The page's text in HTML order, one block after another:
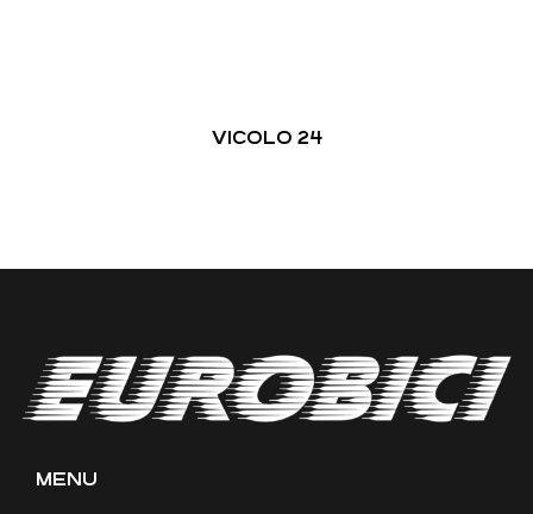
VICOLO 24
MENU